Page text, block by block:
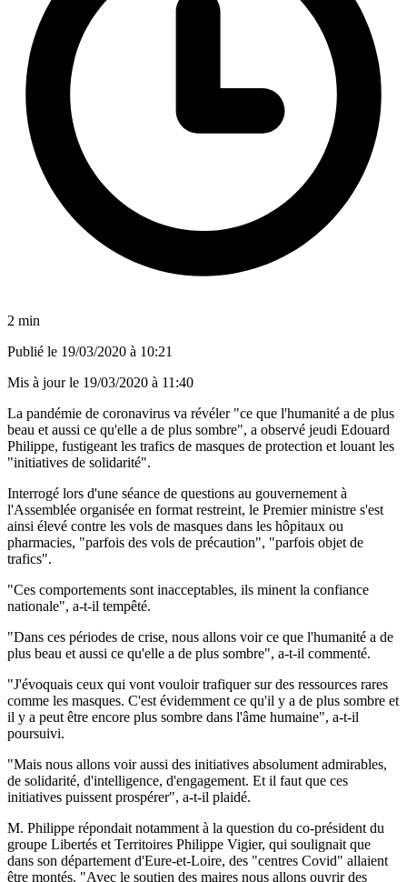
2 min
Publié le 19/03/2020 à 10:21
Mis à jour le 19/03/2020 à 11:40
La pandémie de coronavirus va révéler "ce que l'humanité a de plus
beau et aussi ce qu'elle a de plus sombre", a observé jeudi Edouard
Philippe, fustigeant les trafics de masques de protection et louant les
"initiatives de solidarité".
Interrogé lors d'une séance de questions au gouvernement à
l'Assemblée organisée en format restreint, le Premier ministre s'est
ainsi élevé contre les vols de masques dans les hôpitaux ou
pharmacies, "parfois des vols de précaution", "parfois objet de
trafics".
"Ces comportements sont inacceptables, ils minent la confiance
nationale", a-t-il tempêté.
"Dans ces périodes de crise, nous allons voir ce que l'humanité a de
plus beau et aussi ce qu'elle a de plus sombre", a-t-il commenté.
"J'évoquais ceux qui vont vouloir trafiquer sur des ressources rares
comme les masques. C'est évidemment ce qu'il y a de plus sombre et
il y a peut être encore plus sombre dans l'âme humaine", a-t-il
poursuivi.
"Mais nous allons voir aussi des initiatives absolument admirables,
de solidarité, d'intelligence, d'engagement. Et il faut que ces
initiatives puissent prospérer", a-t-il plaidé.
M. Philippe répondait notamment à la question du co-président du
groupe Libertés et Territoires Philippe Vigier, qui soulignait que
dans son département d'Eure-et-Loire, des "centres Covid" allaient
être montés. "Avec le soutien des maires nous allons ouvrir des